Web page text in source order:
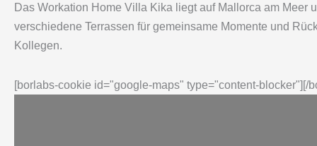
Das Workation Home Villa Kika liegt auf Mallorca am
verschiedene Terrassen für gemeinsame Momente und
Kollegen.
[borlabs-cookie id="google-maps" type="content-blocker"][/